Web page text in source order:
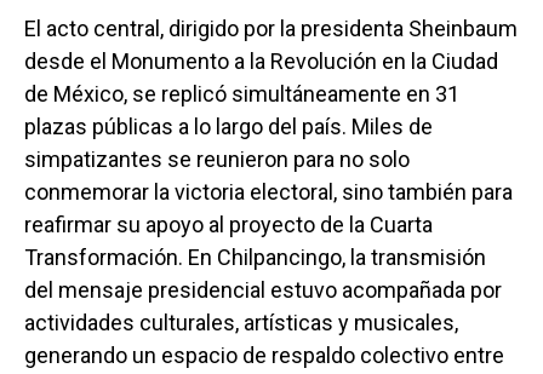
El acto central, dirigido por la presidenta Sheinbaum
desde el Monumento a la Revolución en la Ciudad
de México, se replicó simultáneamente en 31
plazas públicas a lo largo del país. Miles de
simpatizantes se reunieron para no solo
conmemorar la victoria electoral, sino también para
reafirmar su apoyo al proyecto de la Cuarta
Transformación. En Chilpancingo, la transmisión
del mensaje presidencial estuvo acompañada por
actividades culturales, artísticas y musicales,
generando un espacio de respaldo colectivo entre